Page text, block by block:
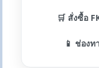
🛒 สั่งซื้อ
📱 ช่องท